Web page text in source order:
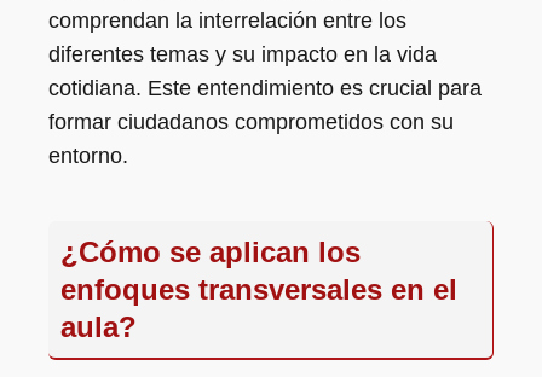
comprendan la interrelación entre los
diferentes temas y su impacto en la vida
cotidiana. Este entendimiento es crucial para
formar ciudadanos comprometidos con su
entorno.
¿Cómo se aplican los
enfoques transversales en el
aula?